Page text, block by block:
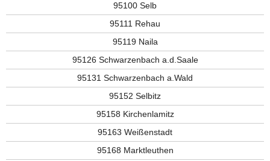
95100 Selb
95111 Rehau
95119 Naila
95126 Schwarzenbach a.d.Saale
95131 Schwarzenbach a.Wald
95152 Selbitz
95158 Kirchenlamitz
95163 Weißenstadt
95168 Marktleuthen